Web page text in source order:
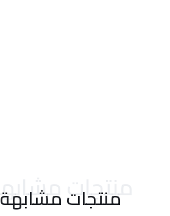
منتجات مشابهة
منتجات مشابهة